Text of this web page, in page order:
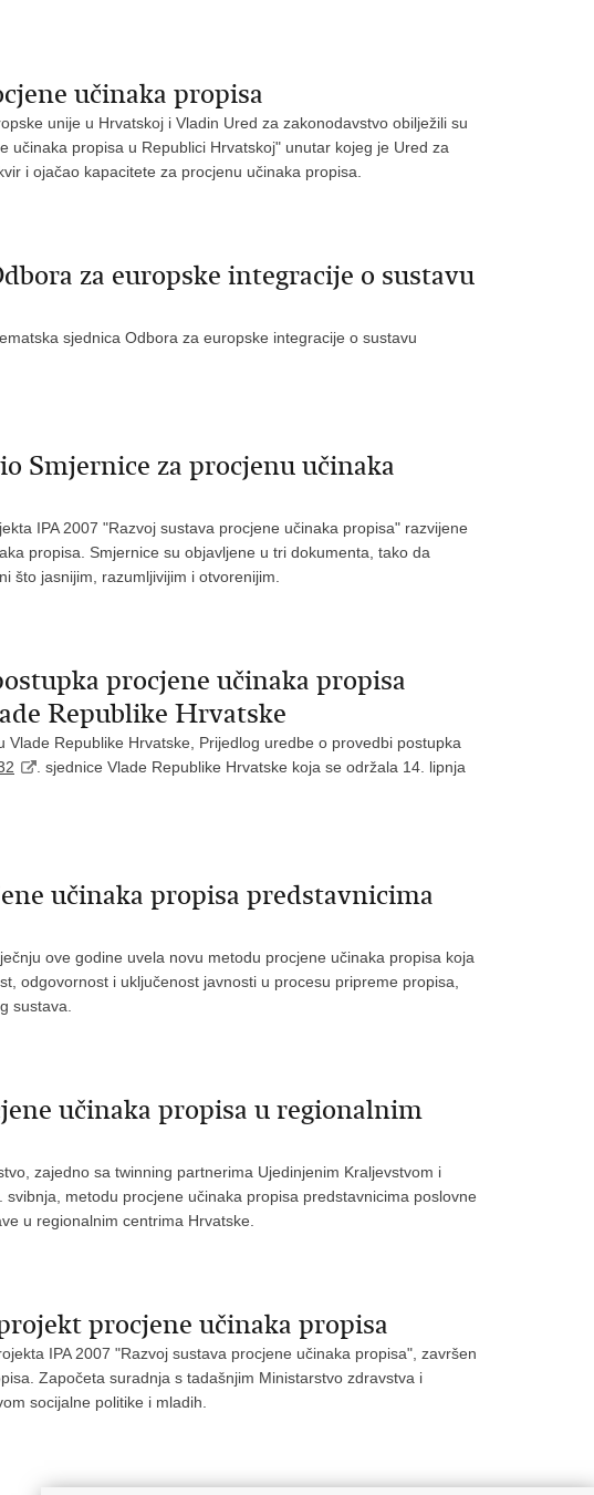
učinaka propisa
unije u Hrvatskoj i Vladin Ured za zakonodavstvo obilježili su
učinaka propisa u Republici Hrvatskoj" unutar kojeg je Ured za
i ojačao kapacitete za procjenu učinaka propisa.
za europske integracije o sustavu
sjednica Odbora za europske integracije o sustavu
Smjernice za procjenu učinaka
IPA 2007 "Razvoj sustava procjene učinaka propisa" razvijene
propisa. Smjernice su objavljene u tri dokumenta, tako da
što jasnijim, razumljivijim i otvorenijim.
procjene učinaka propisa
Republike Hrvatske
Republike Hrvatske, Prijedlog uredbe o provedbi postupka
. sjednice Vlade Republike Hrvatske koja se održala 14. lipnja
učinaka propisa predstavnicima
ove godine uvela novu metodu procjene učinaka propisa koja
odgovornost i uključenost javnosti u procesu pripreme propisa,
sustava.
učinaka propisa u regionalnim
zajedno sa twinning partnerima Ujedinjenim Kraljevstvom i
metodu procjene učinaka propisa predstavnicima poslovne
u regionalnim centrima Hrvatske.
procjene učinaka propisa
IPA 2007 "Razvoj sustava procjene učinaka propisa", završen
Započeta suradnja s tadašnjim Ministarstvo zdravstva i
socijalne politike i mladih.